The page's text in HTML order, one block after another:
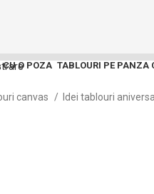
CU O POZA TABLOURI PE PANZA
canvas Idei tablouri